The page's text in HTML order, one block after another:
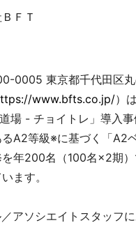
ＦＴ
0005 東京都千代田区
www.bfts.co.jp/）
場 - チョイトレ」導入
A2等級※に基づく「A2
年200名（100名×2期
ます。
アソシエイトスタッフ